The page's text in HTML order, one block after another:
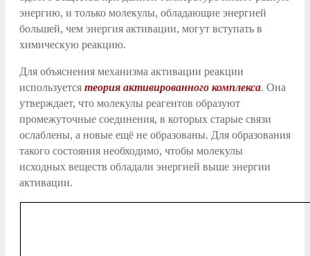
энергию, и только молекулы, обладающие энергией
большей, чем энергия активации, могут вступать в
химическую реакцию.
Для объяснения механизма активации реакции
используется теория активированного комплекса. Она
утверждает, что молекулы реагентов образуют
промежуточные соединения, в которых старые связи
ослаблены, а новые ещё не образованы. Для образования
такого состояния необходимо, чтобы молекулы
исходных веществ обладали энергией выше энергии
активации.